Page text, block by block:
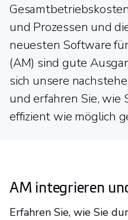
und Prozessen und
neuesten Software
(AM) sind gute
sich unsere
und erfahren Sie, wie
effizient wie möglich
AM integrieren
Erfahren Sie, wie Sie